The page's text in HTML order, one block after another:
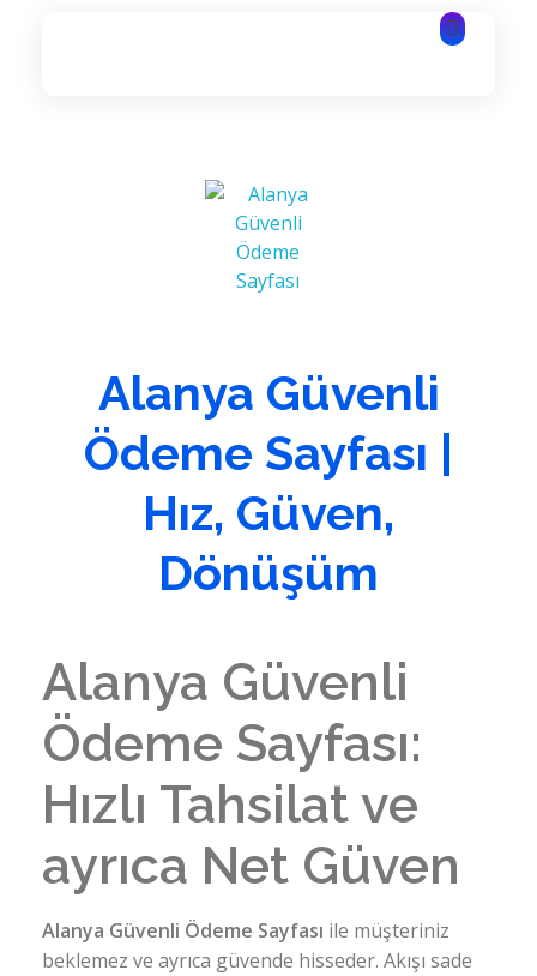
Alanya Güvenli
Ödeme Sayfası |
Hız, Güven,
Dönüşüm
Alanya Güvenli
Ödeme Sayfası:
Hızlı Tahsilat ve
ayrıca Net Güven
Alanya Güvenli Ödeme Sayfası ile müşteriniz
beklemez ve ayrıca güvende hisseder. Akışı sade